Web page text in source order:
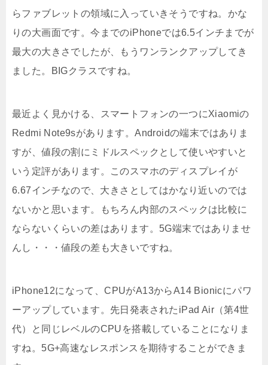
らファブレットの領域に入っていきそうですね。かな
りの大画面です。今までのiPhoneでは6.5インチまでが
最大の大きさでしたが、もうワンランクアップしてき
ました。BIGクラスですね。
最近よく見かける、スマートフォンの一つにXiaomiの
Redmi Note9sがあります。Androidの端末ではありま
すが、値段の割にミドルスペックとして使いやすいと
いう定評があります。このスマホのディスプレイが
6.67インチなので、大きさとしてはかなり近いのでは
ないかと思います。もちろん内部のスペックは比較に
ならないくらいの差はあります。5G端末ではありませ
んし・・・値段の差も大きいですね。
iPhone12になって、CPUがA13からA14 Bionicにパワ
ーアップしています。先日発表されたiPad Air（第4世
代）と同じレベルのCPUを搭載していることになりま
すね。5G+高速なレスポンスを期待することができま